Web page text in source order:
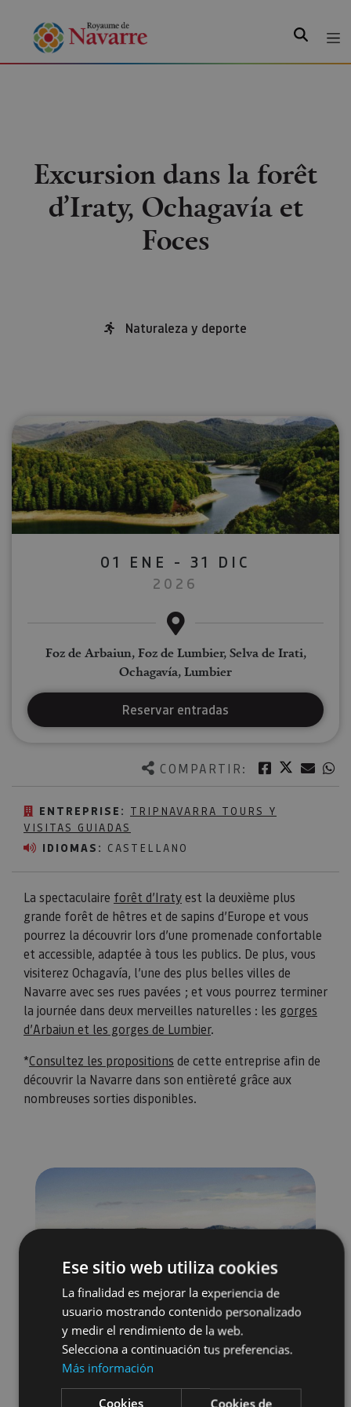
Excursion dans la forêt
d’Iraty, Ochagavía et
Foces
Naturaleza y deporte
COMPARTIR: Facebook
Twitter
ENTREPRISE: TRIPNAVARRA TOURS Y
VISITAS GUIADAS
IDIOMAS: CASTELLANO
La spectaculaire forêt d’Iratyest la deuxième plus
grande forêt de hêtres et de sapins d’Europe et vous
pourrez la découvrir lors d’une promenade confortable
et accessible, adaptée à tous les publics. De plus, vous
visiterez Ochagavía, l’une des plus belles villes de
Navarre avec ses rues pavées ; et vous pourrez terminer
la journée dans deux merveilles naturelles : les gorges
d’Arbaiun et les gorges de Lumbier.
*Consultez les propositions de cette entreprise afin de
découvrir la Navarre dans son entièreté grâce aux
nombreuses sorties disponibles.
01 ENE - 31 DIC
2026
Foz de Arbaiun, Foz de Lumbier, Selva de Irati,
Ochagavía, Lumbier
Reservar entradas
Ese sitio web utiliza cookies
La finalidad es mejorar la experiencia de
usuario mostrando contenido personalizado
y medir el rendimiento de la web.
Selecciona a continuación tus preferencias.
Más información
Cookies
Cookies de